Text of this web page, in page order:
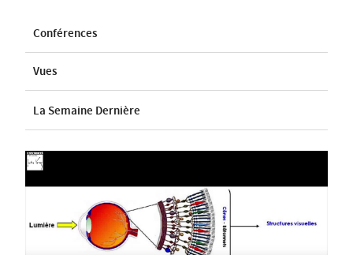
Conférences
Vues
La Semaine Dernière